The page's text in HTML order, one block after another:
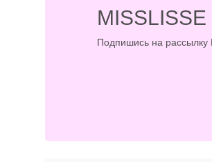
Подпишись на рассылку